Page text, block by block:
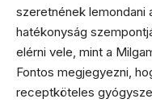
szeretnének lemondani
hatékonyság
elérni vele, mint a
Fontos megjegyezni,
receptköteles